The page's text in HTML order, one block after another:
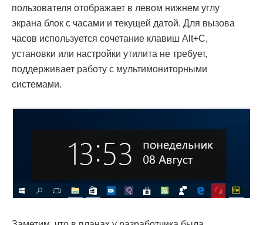
пользователя отображает в левом нижнем углу
экрана блок с часами и текущей датой. Для вызова
часов используется сочетание клавиш Alt+C,
установки или настройки утилита не требует,
поддерживает работу с мультимониторными
системами.